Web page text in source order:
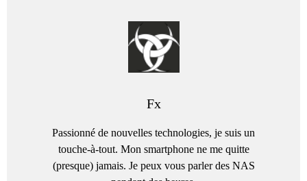
Fx
Passionné de nouvelles technologies, je suis un
touche-à-tout. Mon smartphone ne me quitte
(presque) jamais. Je peux vous parler des NAS